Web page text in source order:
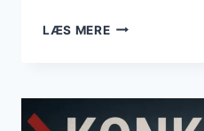
LÆS MEREBUSINESS